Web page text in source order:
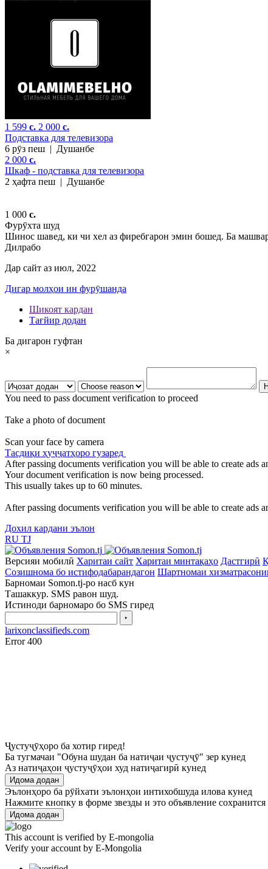
1 599 c. 2 000 c.
Подставка для телевизора
6 рӯз пеш | Душанбе
2 000 c.
Шкаф - подставка для телевизора
2 ҳафта пеш | Душанбе
1 000 c.
Фурӯхта шуд
Шинос шавед, ки чи хел аз фиребгарон эмин бошед. Ба
Дилрабо
Дар сайт аз июл, 2022
Дигар молҳои ин фурӯшанда
Шикоят кардан
Тағйир додан
Ба дигарон гуфтан
×
You need to pass document verification to proceed
Take a photo of document
Scan your face by camera
Тасдиқи ҳуҷҷатҳоро гузаред
After passing documents verification you will be able to create ads
Your document verification is now being processed.
This usually takes up to 60 minutes.
After passing documents verification you will be able to create ads
Дохил кардани эълон
RU TJ
Версияи мобилӣ Харитаи сайт Харитаи минтақаҳо Дастгирӣ
Созишнома бо истифодабарандагон Шартномаи
Барномаи Somon.tj-ро насб кун
Ташаккур. SMS равон шуд.
Истиноди барномаро бо SMS гиред
‣
larixonclassifieds.com
Error 400
Ҷустуҷӯҳоро ба хотир гиред!
Ба тугмачаи "Обуна шудан ба натиҷаи ҷустуҷӯ" зер кунед
Аз натиҷаҳои ҷустуҷӯҳои худ натиҷагирӣ кунед
Идома додан
Эълонҳоро ба рӯйхати эълонҳои интихобшуда илова кунед
Нажмите кнопку в форме звезды и это объявление
Идома додан
This account is verified by E-mongolia
Verify your account by E-Mongolia